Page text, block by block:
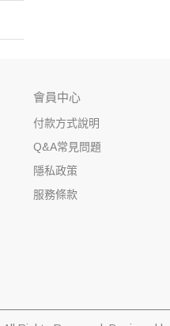
會員中心
付款方式說明
Q&A常見問題
隱私政策
服務條款